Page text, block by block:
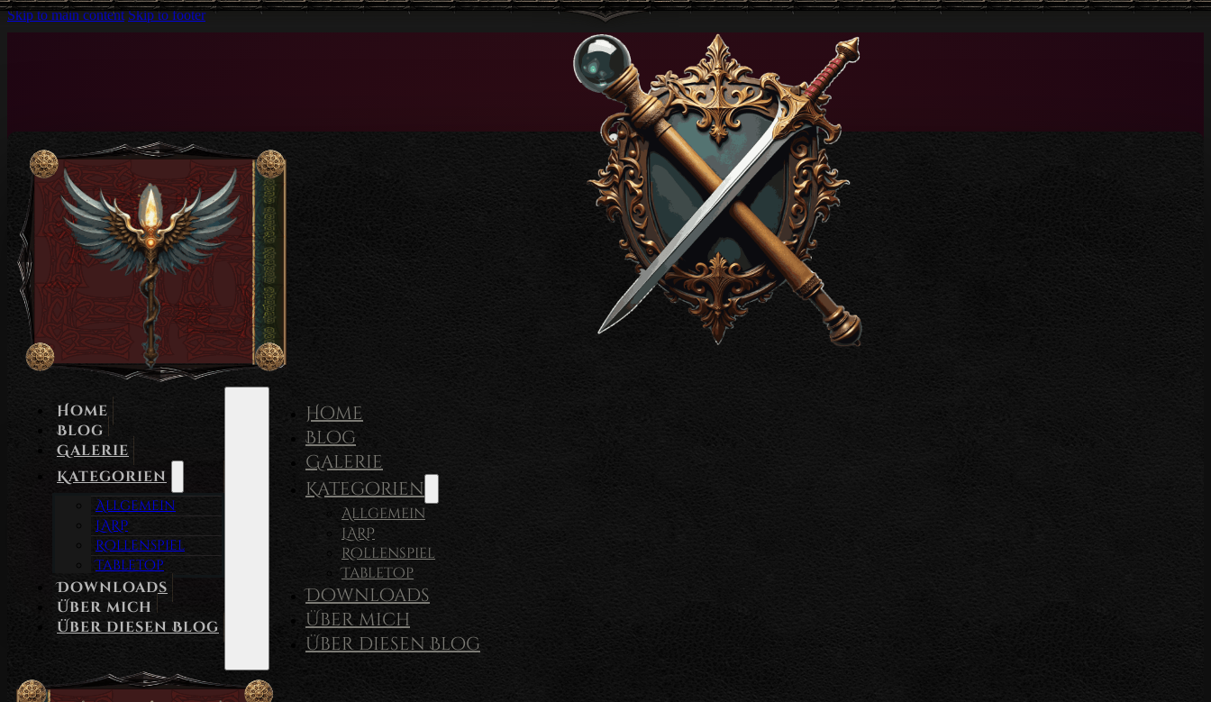
Skip to main content Skip to footer
Home
Blog
Galerie
Kategorien
Allgemein
LARP
Rollenspiel
Tabletop
Downloads
Über mich
Über diesen Blog
Home
Blog
Galerie
Kategorien
Allgemein
LARP
Rollenspiel
Tabletop
Downloads
Über mich
Über diesen Blog